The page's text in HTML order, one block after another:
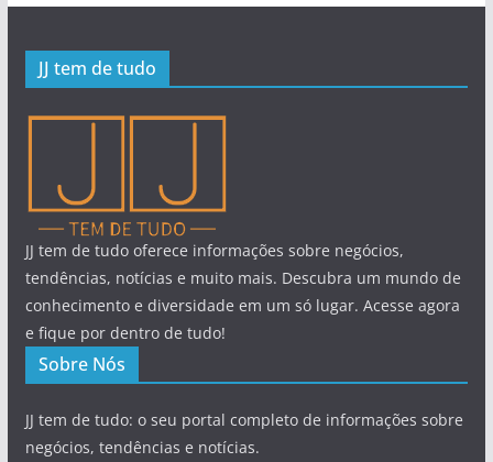
JJ tem de tudo
JJ tem de tudo oferece informações sobre negócios,
tendências, notícias e muito mais. Descubra um mundo de
conhecimento e diversidade em um só lugar. Acesse agora
e fique por dentro de tudo!
Sobre Nós
JJ tem de tudo: o seu portal completo de informações sobre
negócios, tendências e notícias.